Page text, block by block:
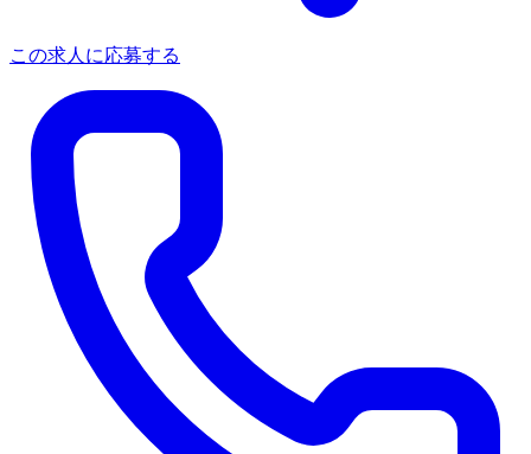
この求人に応募する